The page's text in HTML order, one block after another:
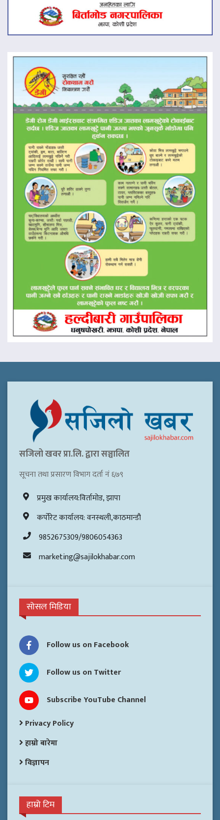
सजिलो खवर प्रा.लि. द्वारा सञ्चालित
सूचना तथा प्रसारण विभाग दर्ता नं ६७९
प्रमुख कार्यालय:विर्तामोड, झापा
कर्पोरेट कार्यालय: वनस्थली,काठमान्डौ
9852675309/9806054363
marketing@sajilokhabar.com
सोसल मिडिया
Follow us on Facebook
Follow us on Twitter
Subscribe YouTube Channel
Privacy Policy
हाम्रो बारेमा
विज्ञापन
हाम्रो टिम